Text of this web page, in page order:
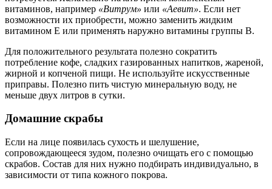
витаминов, например «Витрум» или «Аевит». Если нет
возможности их приобрести, можно заменить жидким
витамином Е или применять наружно витамины группы В.
Для положительного результата полезно сократить
потребление кофе, сладких газированных напитков, жареной,
жирной и копченой пищи. Не используйте искусственные
приправы. Полезно пить чистую минеральную воду, не
меньше двух литров в сутки.
Домашние скрабы
Если на лице появилась сухость и шелушение,
сопровождающееся зудом, полезно очищать его с помощью
скрабов. Состав для них нужно подбирать индивидуально, в
зависимости от типа кожного покрова.